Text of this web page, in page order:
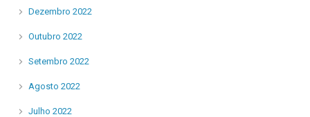
Dezembro 2022
Outubro 2022
Setembro 2022
Agosto 2022
Julho 2022